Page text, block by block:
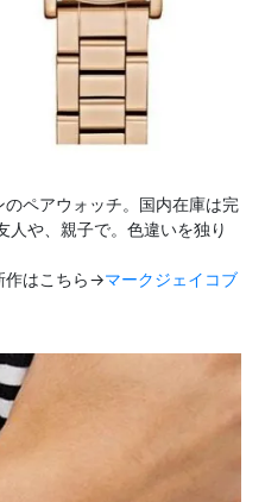
ペアウォッチ。国内在庫は完
人や、親子で。色違いを独り
作はこちら→マークジェイコブ